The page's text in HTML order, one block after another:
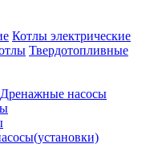
Котлы электрические
Твердотопливные
Дренажные насосы